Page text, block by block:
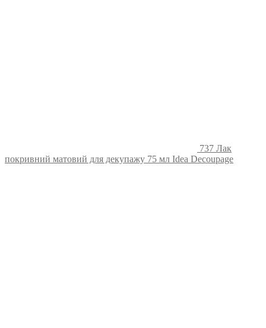
737 Лак
покривний матовий для декупажу 75 мл Idea Decoupage